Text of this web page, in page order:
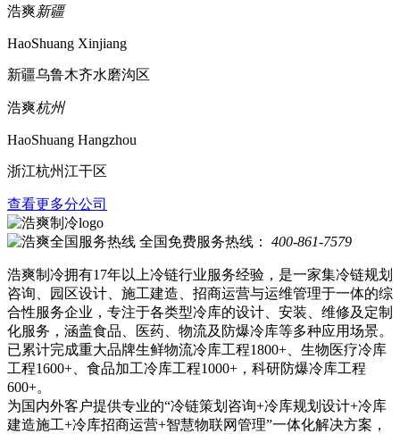
浩爽新疆
HaoShuang Xinjiang
新疆乌鲁木齐水磨沟区
浩爽杭州
HaoShuang Hangzhou
浙江杭州江干区
查看更多分公司
全国免费服务热线： 400-861-7579
浩爽制冷拥有17年以上冷链行业服务经验，是一家集冷链规划
咨询、园区设计、施工建造、招商运营与运维管理于一体的综
合性服务企业，专注于各类型冷库的设计、安装、维修及定制
化服务，涵盖食品、医药、物流及防爆冷库等多种应用场景。
已累计完成重大品牌生鲜物流冷库工程1800+、生物医疗冷库
工程1600+、食品加工冷库工程1000+，科研防爆冷库工程
600+。
为国内外客户提供专业的“冷链策划咨询+冷库规划设计+冷库
建造施工+冷库招商运营+智慧物联网管理”一体化解决方案，